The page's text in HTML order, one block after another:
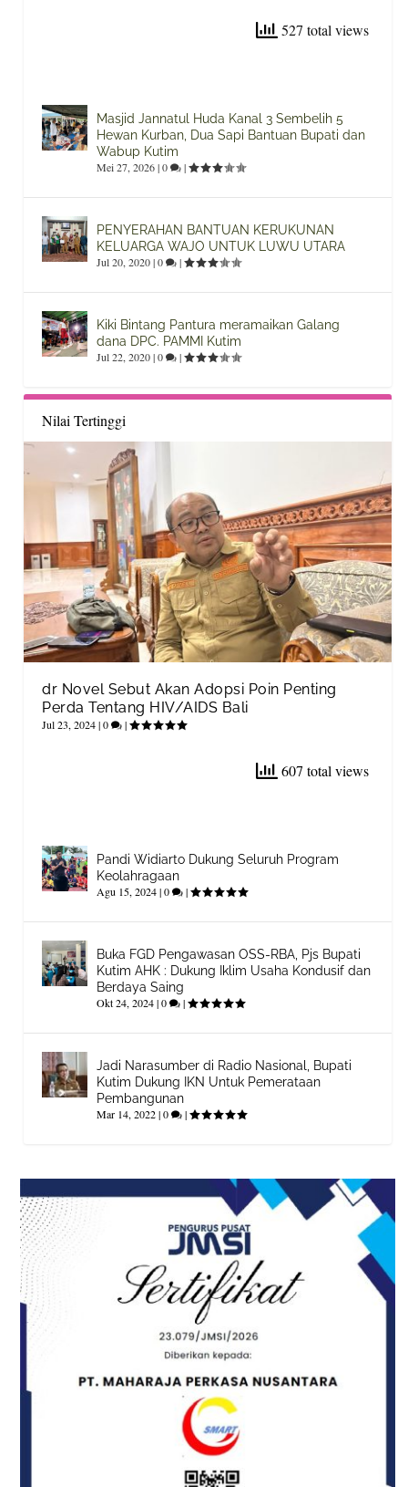
527 total views
Masjid Jannatul Huda Kanal 3 Sembelih 5
Hewan Kurban, Dua Sapi Bantuan Bupati dan
Wabup Kutim
Mei 27, 2026|0 |
PENYERAHAN BANTUAN KERUKUNAN
KELUARGA WAJO UNTUK LUWU UTARA
Jul 20, 2020|0 |
Kiki Bintang Pantura meramaikan Galang
dana DPC. PAMMI Kutim
Jul 22, 2020|0 |
Nilai Tertinggi
dr Novel Sebut Akan Adopsi Poin Penting
Perda Tentang HIV/AIDS Bali
Jul 23, 2024|0 |
607 total views
Pandi Widiarto Dukung Seluruh Program
Keolahragaan
Agu 15, 2024|0 |
Buka FGD Pengawasan OSS-RBA, Pjs Bupati
Kutim AHK : Dukung Iklim Usaha Kondusif dan
Berdaya Saing
Okt 24, 2024|0 |
Jadi Narasumber di Radio Nasional, Bupati
Kutim Dukung IKN Untuk Pemerataan
Pembangunan
Mar 14, 2022|0 |